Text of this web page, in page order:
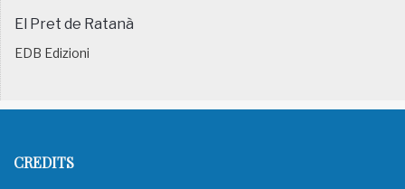
El Pret de Ratanà
EDB Edizioni
CREDITS